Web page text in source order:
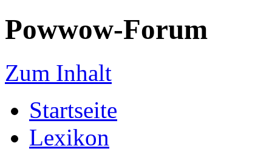
Powwow-Forum
Zum Inhalt
Startseite
Lexikon